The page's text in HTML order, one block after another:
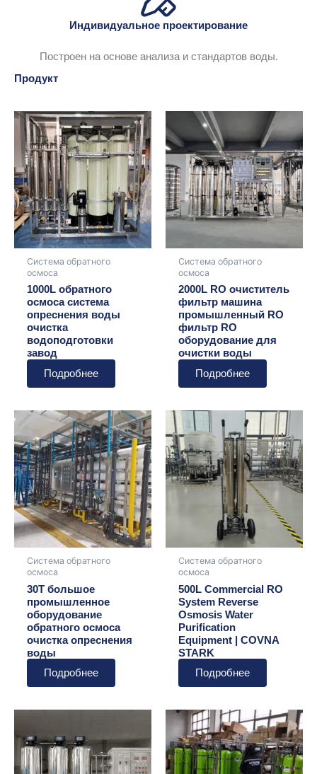
Индивидуальное проектирование
Построен на основе анализа и стандартов воды.
Продукт
Система обратного
осмоса
1000L обратного
осмоса система
опреснения воды
очистка
водоподготовки
завод
Подробнее
Система обратного
осмоса
2000L RO очиститель
фильтр машина
промышленный RO
фильтр RO
оборудование для
очистки воды
Подробнее
Система обратного
осмоса
30T большое
промышленное
оборудование
обратного осмоса
очистка опреснения
воды
Подробнее
Система обратного
осмоса
500L Commercial RO
System Reverse
Osmosis Water
Purification
Equipment | COVNA
STARK
Подробнее